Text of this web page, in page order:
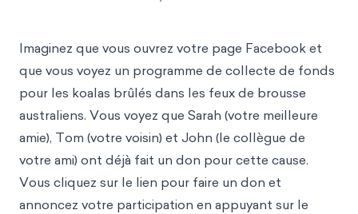
Imaginez que vous ouvrez votre page Facebook et
que vous voyez un programme de collecte de fonds
pour les koalas brûlés dans les feux de brousse
australiens. Vous voyez que Sarah (votre meilleure
amie), Tom (votre voisin) et John (le collègue de
votre ami) ont déjà fait un don pour cette cause.
Vous cliquez sur le lien pour faire un don et
annoncez votre participation en appuyant sur le